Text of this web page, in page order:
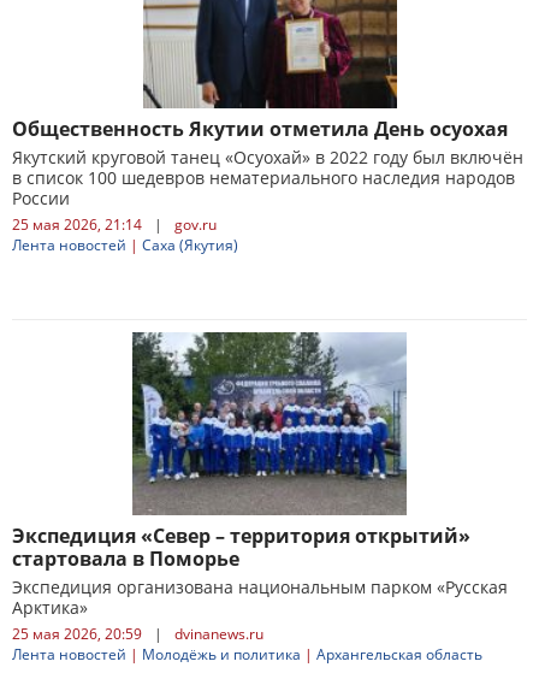
Общественность Якутии отметила День осуохая
Якутский круговой танец «Осуохай» в 2022 году был включён
в список 100 шедевров нематериального наследия народов
России
25 мая 2026, 21:14 |
gov.ru
Лента новостей | Саха (Якутия)
Экспедиция «Север – территория открытий»
стартовала в Поморье
Экспедиция организована национальным парком «Русская
Арктика»
25 мая 2026, 20:59 |
dvinanews.ru
Лента новостей | Молодёжь и политика | Архангельская область